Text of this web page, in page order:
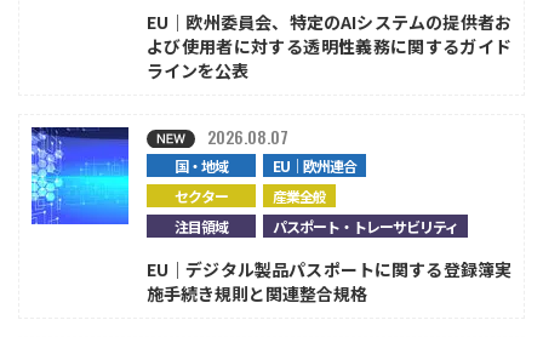
EU｜欧州委員会、特定のAIシステムの提供者お
よび使用者に対する透明性義務に関するガイド
ラインを公表
国・地域
EU｜欧州連合
セクター
産業全般
注目領域
パスポート・トレーサビリティ
2026.08.07
EU｜デジタル製品パスポートに関する登録簿実
施手続き規則と関連整合規格